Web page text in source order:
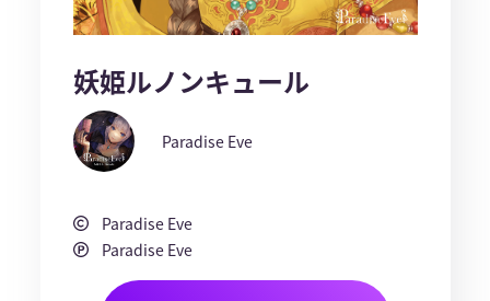
妖姫ルノンキュール
Paradise Eve
Paradise Eve
Paradise Eve